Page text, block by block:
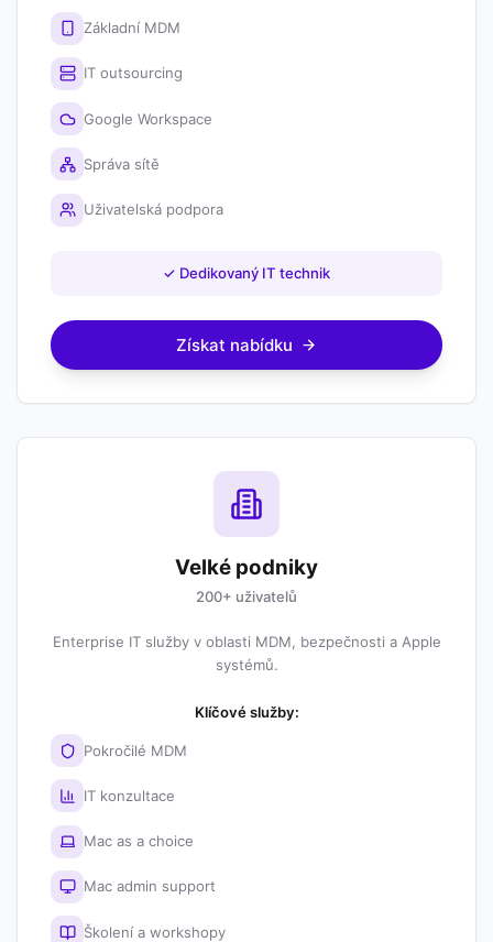
Základní MDM
IT outsourcing
Google Workspace
Správa sítě
Uživatelská podpora
✓ Dedikovaný IT technik
Získat nabídku
Velké podniky
200+ uživatelů
Enterprise IT služby v oblasti MDM, bezpečnosti a Apple
systémů.
Klíčové služby:
Pokročilé MDM
IT konzultace
Mac as a choice
Mac admin support
Školení a workshopy